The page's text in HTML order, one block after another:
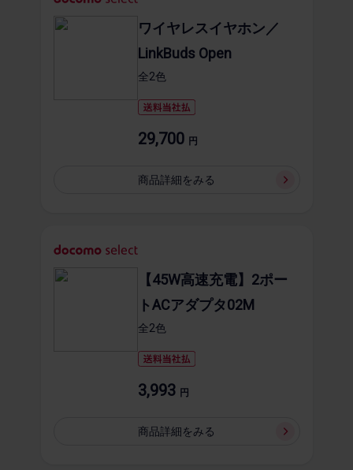
ワイヤレスイヤホン／
LinkBuds Open
全2​色
29,700 円
商品詳細を​みる
【45W高速充電】2ポー
トACアダプタ02M
全2​色
3,993 円
商品詳細を​みる